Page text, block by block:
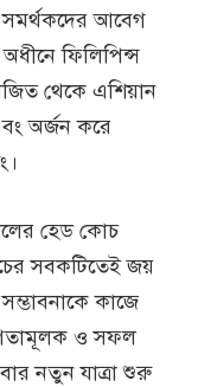
সমর্থকদের আবেগ
ফিলিপিন্স
থেকে এশিয়ান
অর্জন করে
হেড কোচ
সবকটিতেই জয়
কাজে
ও সফল
নতুন যাত্রা শুরু